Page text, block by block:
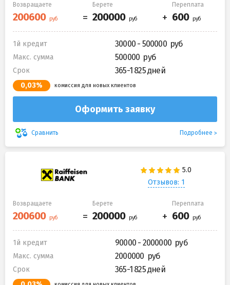
Возвращаете Берете Переплата
1й кредит 30000 - 500000
Макс. сумма 500000
Срок 365-1 825 дней
0,03% комиссия для новых клиентов
Оформить заявку
Сравнить Подробнее
Отзывов: 1
Возвращаете Берете Переплата
1й кредит 90000 - 2000000
Макс. сумма 2000000
Срок 365-1 825 дней